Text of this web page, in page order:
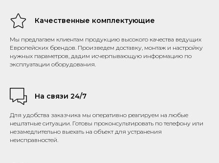
Качественные комплектующие
Мы предлагаем клиентам продукцию высокого качества ведущих
Европейских брендов. Произведем доставку, монтаж и настройку
нужных параметров, дадим исчерпывающую информацию по
эксплуатации оборудования.
На связи 24/7
Для удобства заказчика мы оперативно реагируем на любые
нештатные ситуации. Готовы проконсультировать по телефону или
незамедлительно выехать на объект для устранения
неисправностей.